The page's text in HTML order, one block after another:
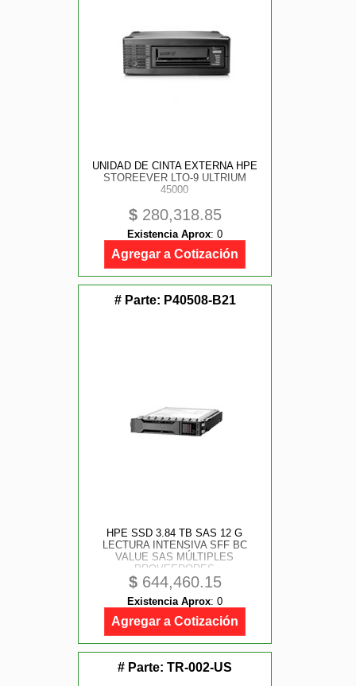
UNIDAD DE CINTA EXTERNA HPE
STOREEVER LTO-9 ULTRIUM
45000
$280,318.85
Existencia Aprox: 0
Agregar a Cotización
# Parte: P40508-B21
HPE SSD 3.84 TB SAS 12 G
LECTURA INTENSIVA SFF BC
VALUE SAS MÚLTIPLES
PROVEEDORES
$644,460.15
Existencia Aprox: 0
Agregar a Cotización
# Parte: TR-002-US